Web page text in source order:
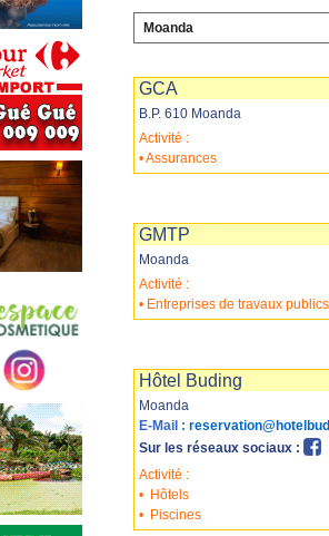
Moanda
GCA
B.P. 610 Moanda
Activité :
• Assurances
GMTP
Moanda
Activité :
• Entreprises de travaux publics
Hôtel Buding
Moanda
E-Mail :
Sur les réseaux sociaux :
Activité :
• Hôtels
• Piscines